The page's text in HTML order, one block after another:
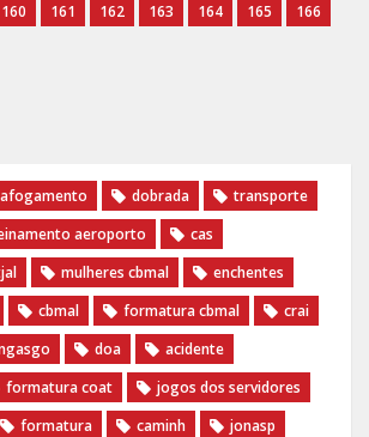
160 161 162 163 164 165
166
afogamento dobrada
transporte
aeroporto
cas
mulheres cbmal
enchentes
cbmal formatura cbmal
crai
doa
acidente
formatura coat
jogos dos servidores
formatura caminh
jonasp